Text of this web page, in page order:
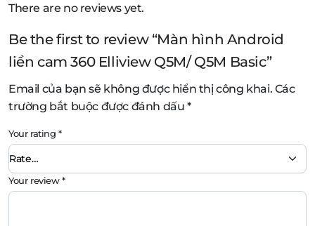
There are no reviews yet.
Be the first to review “Màn hình Android
liền cam 360 Elliview Q5M/ Q5M Basic”
Email của bạn sẽ không được hiển thị công khai. Các
trường bắt buộc được đánh dấu*
Your rating*
Your review*